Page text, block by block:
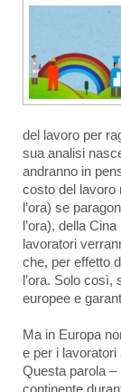
del lavoro per
sua analisi
andranno in
costo del lavoro
l’ora) se
l’ora), della
lavoratori
che, per effetto
l’ora. Solo
europee e
Ma in Europa
e per i
Questa parola –